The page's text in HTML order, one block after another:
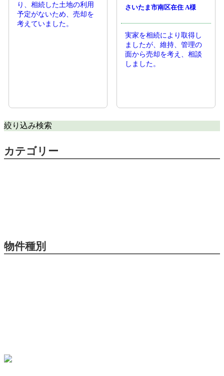
り、相続した土地の利用
予定がないため、売却を
考えていました。
さいたま市南区在住 A様
実家を相続により取得し
ましたが、維持、管理の
面から売却を考え、相談
しました。
絞り込み検索
カテゴリー
物件種別